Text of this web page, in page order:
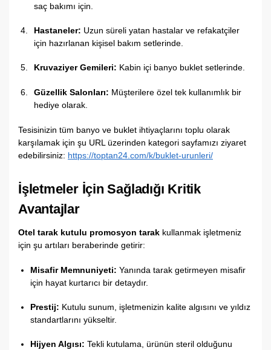
saç bakımı için.
Hastaneler: Uzun süreli yatan hastalar ve refakatçiler
için hazırlanan kişisel bakım setlerinde.
Kruvaziyer Gemileri: Kabin içi banyo buklet setlerinde.
Güzellik Salonları: Müşterilere özel tek kullanımlık bir
hediye olarak.
Tesisinizin tüm banyo ve buklet ihtiyaçlarını toplu olarak
karşılamak için şu URL üzerinden kategori sayfamızı ziyaret
edebilirsiniz: https://toptan24.com/k/buklet-urunleri/
İşletmeler İçin Sağladığı Kritik
Avantajlar
Otel tarak kutulu promosyon tarak kullanmak işletmeniz
için şu artıları beraberinde getirir:
Misafir Memnuniyeti: Yanında tarak getirmeyen misafir
için hayat kurtarıcı bir detaydır.
Prestij: Kutulu sunum,
işletmenizin kalite algısını ve yıldız
standartlarını yükseltir.
Hijyen Algısı: Tekli kutulama, ürünün steril olduğunu